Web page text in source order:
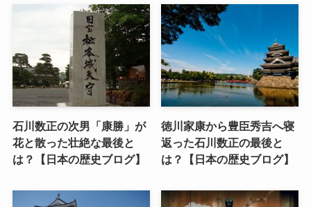
石川数正の次男「康勝」が
花と散った壮絶な最後と
は？【日本の歴史ブログ】
徳川家康から豊臣秀吉へ寝
返った石川数正の最後と
は？【日本の歴史ブログ】